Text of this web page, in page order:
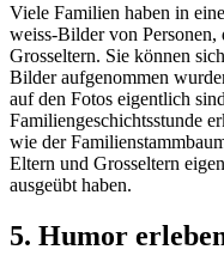
Viele Familien haben in
weiss-Bilder von Personen,
Grosseltern. Sie können
Bilder aufgenommen
auf den Fotos eigentlich
Familiengeschichtsstunde
wie der
Eltern und Grosseltern
ausgeübt haben.
5. Humor